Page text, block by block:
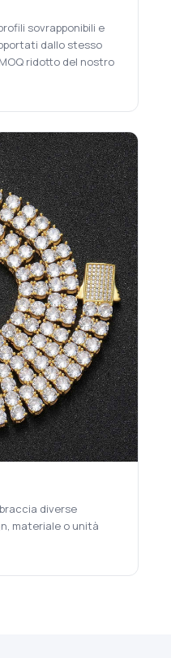
sovrapponibili e
dallo stesso
ridotto del nostro
diverse
materiale o unità